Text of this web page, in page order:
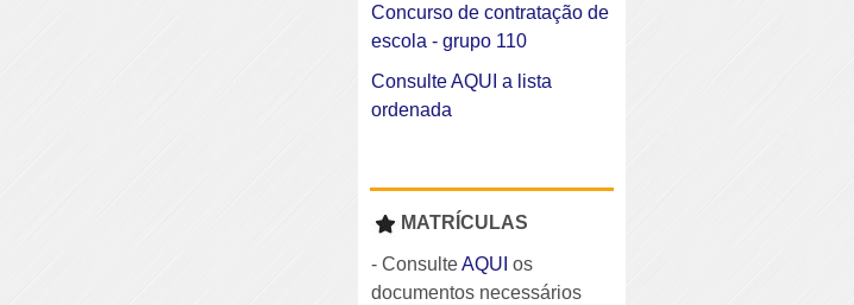
Concurso de contratação de
escola - grupo 110
Consulte AQUI a lista
ordenada
MATRÍCULAS
- ConsulteAQUI os
documentos necessários